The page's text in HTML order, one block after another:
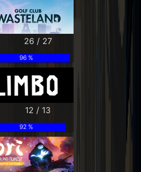
26 / 27
96 %
12 / 13
92 %